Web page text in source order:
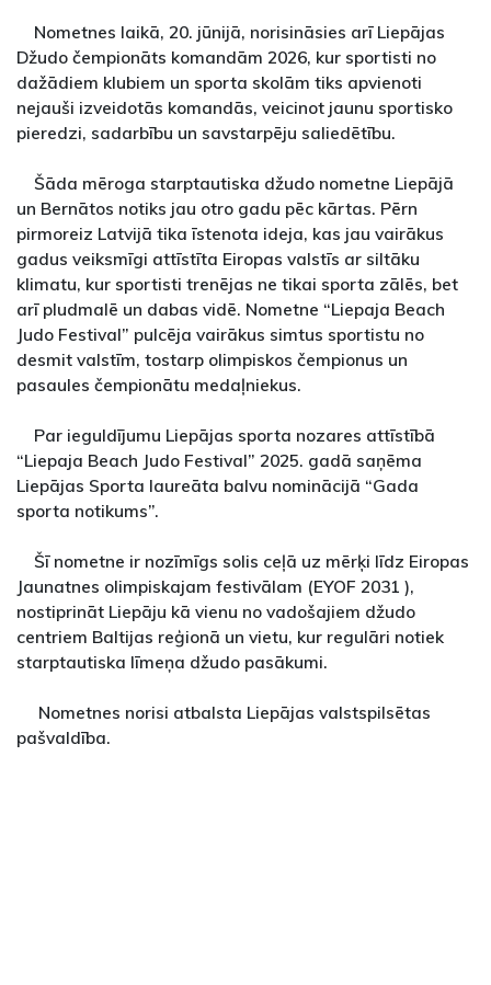
Nometnes laikā, 20. jūnijā, norisināsies arī Liepājas
Džudo čempionāts komandām 2026, kur sportisti no
dažādiem klubiem un sporta skolām tiks apvienoti
nejauši izveidotās komandās, veicinot jaunu sportisko
pieredzi, sadarbību un savstarpēju saliedētību.
Šāda mēroga starptautiska džudo nometne Liepājā
un Bernātos notiks jau otro gadu pēc kārtas. Pērn
pirmoreiz Latvijā tika īstenota ideja, kas jau vairākus
gadus veiksmīgi attīstīta Eiropas valstīs ar siltāku
klimatu, kur sportisti trenējas ne tikai sporta zālēs, bet
arī pludmalē un dabas vidē. Nometne “Liepaja Beach
Judo Festival” pulcēja vairākus simtus sportistu no
desmit valstīm, tostarp olimpiskos čempionus un
pasaules čempionātu medaļniekus.
Par ieguldījumu Liepājas sporta nozares attīstībā
“Liepaja Beach Judo Festival” 2025. gadā saņēma
Liepājas Sporta laureāta balvu nominācijā “Gada
sporta notikums”.
Šī nometne ir nozīmīgs solis ceļā uz mērķi līdz Eiropas
Jaunatnes olimpiskajam festivālam (EYOF 2031 ),
nostiprināt Liepāju kā vienu no vadošajiem džudo
centriem Baltijas reģionā un vietu, kur regulāri notiek
starptautiska līmeņa džudo pasākumi.
Nometnes norisi atbalsta Liepājas valstspilsētas
pašvaldība.